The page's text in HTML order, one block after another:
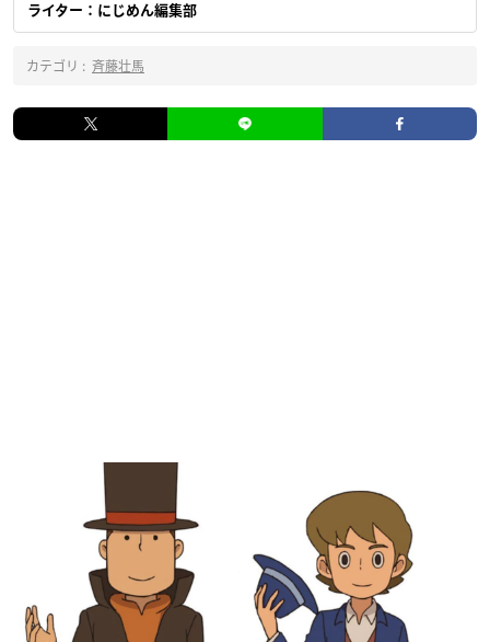
ライター：にじめん編集部
カテゴリ : 斉藤壮馬